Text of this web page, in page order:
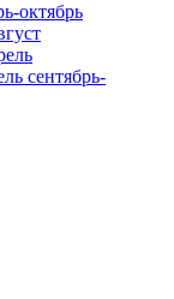
октябрь
сентябрь-